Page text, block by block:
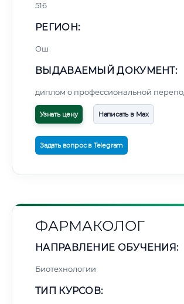
516
РЕГИОН:
Ош
ВЫДАВАЕМЫЙ ДОКУМЕНТ:
диплом о профессиональной
Узнать цену Написать в Max
Задать вопрос в Telegram
ФАРМАКОЛОГ
НАПРАВЛЕНИЕ ОБУЧЕНИЯ:
Биотехнологии
ТИП КУРСОВ: